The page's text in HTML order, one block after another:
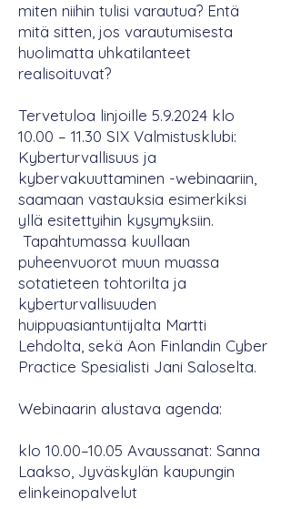
miten niihin tulisi varautua? Entä
mitä sitten, jos varautumisesta
huolimatta uhkatilanteet
realisoituvat?
Tervetuloa linjoille 5.9.2024 klo
10.00 – 11.30 SIX Valmistusklubi:
Kyberturvallisuus ja
kybervakuuttaminen -webinaariin,
saamaan vastauksia esimerkiksi
yllä esitettyihin kysymyksiin.
Tapahtumassa kuullaan
puheenvuorot muun muassa
sotatieteen tohtorilta ja
kyberturvallisuuden
huippuasiantuntijalta Martti
Lehdolta, sekä Aon Finlandin Cyber
Practice Spesialisti Jani Saloselta.
Webinaarin alustava agenda:
klo 10.00–10.05 Avaussanat: Sanna
Laakso, Jyväskylän kaupungin
elinkeinopalvelut